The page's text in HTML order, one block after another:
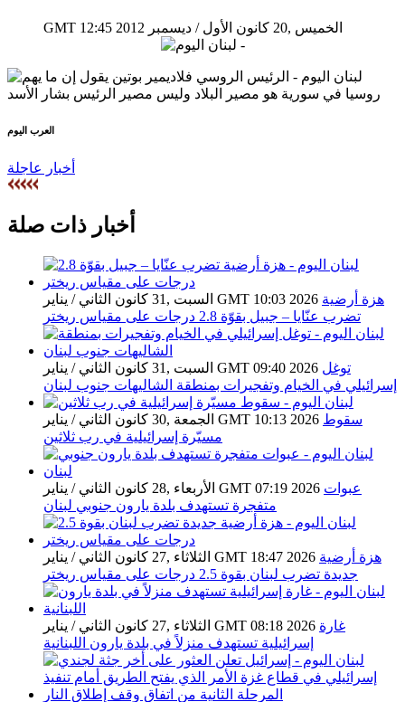
GMT 12:45 2012 الخميس ,20 كانون الأول / ديسمبر
العرب اليوم
أخبار عاجلة
أخبار ذات صلة
السبت ,31 كانون الثاني / يناير GMT 10:03 2026 هزة أرضية
تضرب عنّايا – جبيل بقوّة 2.8 درجات على مقياس ريختر
السبت ,31 كانون الثاني / يناير GMT 09:40 2026 توغل
إسرائيلي في الخيام وتفجيرات بمنطقة الشاليهات جنوب لبنان
الجمعة ,30 كانون الثاني / يناير GMT 10:13 2026 سقوط
مسيّرة إسرائيلية في رب ثلاثين
الأربعاء ,28 كانون الثاني / يناير GMT 07:19 2026 عبوات
متفجرة تستهدف بلدة يارون جنوبي لبنان
الثلاثاء ,27 كانون الثاني / يناير GMT 18:47 2026 هزة أرضية
جديدة تضرب لبنان بقوة 2.5 درجات على مقياس ريختر
الثلاثاء ,27 كانون الثاني / يناير GMT 08:18 2026 غارة
إسرائيلية تستهدف منزلاً في بلدة يارون اللبنانية